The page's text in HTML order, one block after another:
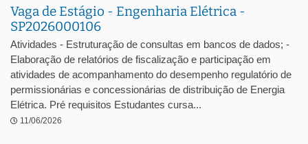
Vaga de Estágio - Engenharia Elétrica -
SP2026000106
Atividades - Estruturação de consultas em bancos de dados; -
Elaboração de relatórios de fiscalização e participação em
atividades de acompanhamento do desempenho regulatório de
permissionárias e concessionárias de distribuição de Energia
Elétrica. Pré requisitos Estudantes cursa...
11/06/2026